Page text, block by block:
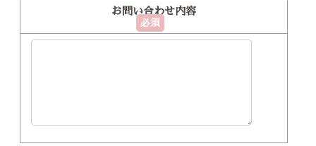
お問い合わせ内容
必須